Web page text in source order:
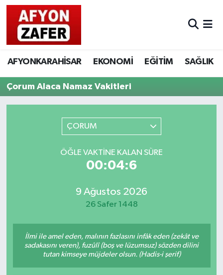
AFYONKARAHİSAR EKONOMİ EĞİTİM SAĞLIK
Çorum Alaca Namaz Vakitleri
ÇORUM
ÖĞLE VAKTINE KALAN SÜRE
00:04:6
9 Ağustos 2026
26 Safer 1448
İlmi ile amel eden, malının fazlasını infâk eden (zekât ve
sadakasını veren), fuzûlî (boş ve lüzumsuz) sözden dilini
tutan kimseye müjdeler olsun. (Hadis-i şerif)